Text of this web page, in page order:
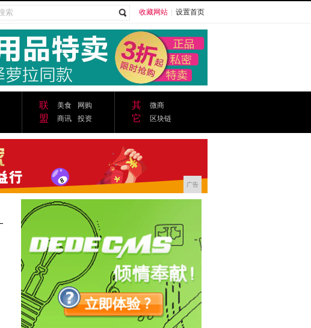
收藏网站 设置首页
联
盟
美食
网购
商讯
投资
其
它
微商
区块链
广告